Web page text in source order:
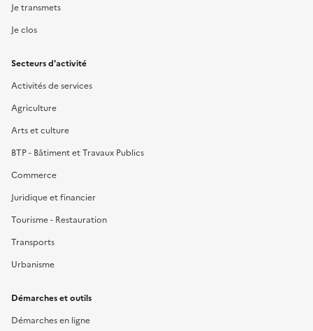
Je transmets
Je clos
Secteurs d'activité
Activités de services
Agriculture
Arts et culture
BTP - Bâtiment et Travaux Publics
Commerce
Juridique et financier
Tourisme - Restauration
Transports
Urbanisme
Démarches et outils
Démarches en ligne